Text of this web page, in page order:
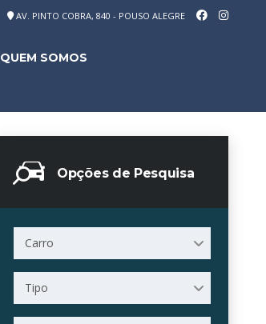
AV. PINTO COBRA, 840 - POUSO ALEGRE
QUEM SOMOS
Opções de Pesquisa
Carro
Tipo